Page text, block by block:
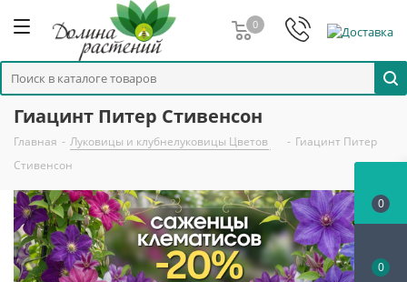
0
Гиацинт Питер Стивенсон
Главная - Луковицы и клубнелуковицы Цветов - Гиацинт Питер
Стивенсон
0
0